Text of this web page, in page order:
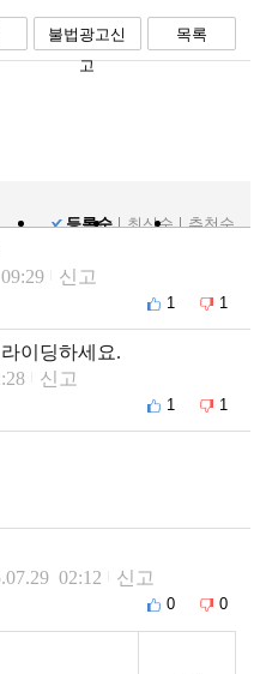
불법광고신
고
목록
등록순
최신순 추천순
신고
1 1
이딩하세요.
신고
1 1
02:12 신고
0 0